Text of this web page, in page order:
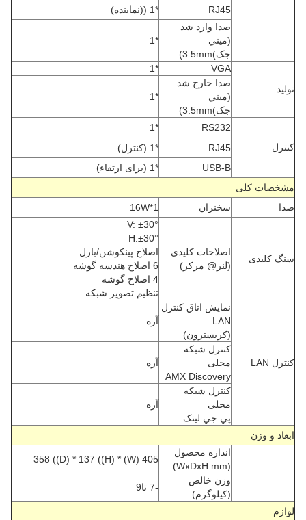
RJ45
*1 ((نماينده)
صدا وارد شد
(ميني
جک)3.5mm)
*1
تولید
VGA
*1
صدا خارج شد
(ميني
جک)3.5mm)
*1
کنترل
RS232
*1
RJ45
*1 (کنترل)
USB-B
*1 (برای ارتقاء)
مشخصات کلی
صدا
سخنران 16W*1
سنگ کلیدی
اصلاحات کلیدی
(لنز@ مرکز)
V: ±30°
H:±30°
اصلاح پينکوشن/بارل
6 اصلاح هندسه گوشه
4 اصلاح گوشه
تنظیم تصویر شبکه
کنترل LAN
نمایش اتاق کنترل
LAN
(کريسترون)
آره
کنترل شبکه
محلی
AMX Discovery
آره
کنترل شبکه
محلی
پي جي لينک
آره
ابعاد و وزن
اندازه محصول
(WxDxH mm)
405 (W) * 358 ((D) * 137 ((H)
وزن خالص
(کیلوگرم)
-7 تا9
لوازم